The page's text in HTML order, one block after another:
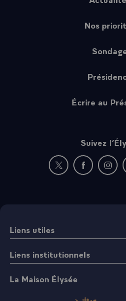
Nos
Écrire au
Suivez
Nouvelle fenêtre :
Nouvelle
Liens utiles
Liens institutionnels
La Maison Élysée